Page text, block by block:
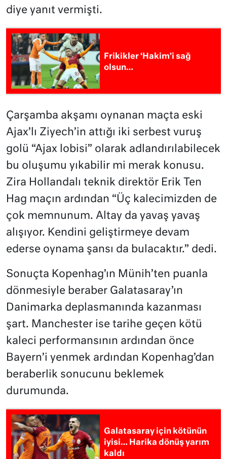
diye yanıt vermişti.
Frikikler ‘Hakim’i sağ
olsun…
Çarşamba akşamı oynanan maçta eski
Ajax’lı Ziyech’in attığı iki serbest vuruş
golü “Ajax lobisi” olarak adlandırılabilecek
bu oluşumu yıkabilir mi merak konusu.
Zira Hollandalı teknik direktör Erik Ten
Hag maçın ardından “Üç kalecimizden de
çok memnunum. Altay da yavaş yavaş
alışıyor. Kendini geliştirmeye devam
ederse oynama şansı da bulacaktır.” dedi.
Sonuçta Kopenhag’ın Münih’ten puanla
dönmesiyle beraber Galatasaray’ın
Danimarka deplasmanında kazanması
şart. Manchester ise tarihe geçen kötü
kaleci performansının ardından önce
Bayern’i yenmek ardından Kopenhag’dan
beraberlik sonucunu beklemek
durumunda.
Galatasaray için kötünün
iyisi… Harika dönüş yarım
kaldı